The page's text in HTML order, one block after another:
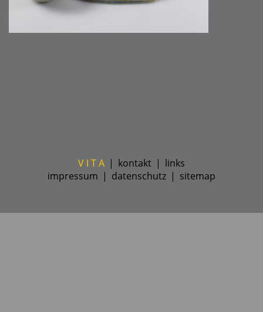
V I T A | kontakt | links
impressum | datenschutz | sitemap